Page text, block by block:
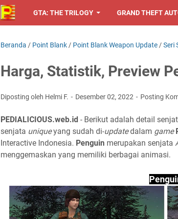
GTA: THE TRILOGY GRAND THEFT
Beranda / Point Blank / Point Blank Weapon Update /Seri
Harga, Statistik, Preview
Diposting oleh Helmi F. Desember 02, 2022 Posting
PEDIALICIOUS.web.id - Berikut adalah detail
senjata uniqueyang sudah di-updatedalam game
Interactive Indonesia. Penguin merupakan senjata
menggemaskan yang memiliki berbagai animasi.